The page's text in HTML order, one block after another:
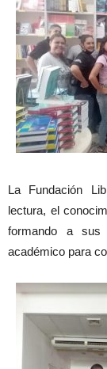
La Fundación
lectura, el
formando a sus
académico para